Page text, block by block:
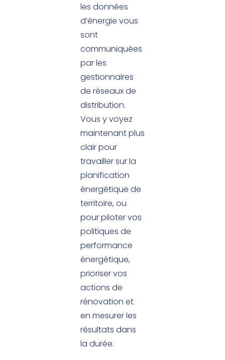
les données
d’énergie vous
sont
communiquées
par les
gestionnaires
de réseaux de
distribution.
Vous y voyez
maintenant plus
clair pour
travailler sur la
planification
énergétique de
territoire, ou
pour piloter vos
politiques de
performance
énergétique,
prioriser vos
actions de
rénovation et
en mesurer les
résultats dans
la durée.